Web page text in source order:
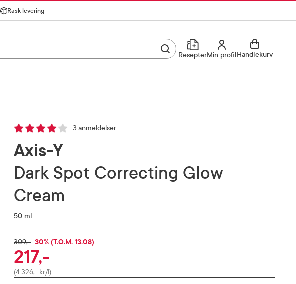
Rask levering
Utfør søkResepterMin profilMin profilHandlekurv
3 anmeldelser
Axis-Y
Dark Spot Correcting Glow
Cream
50 ml
FULLPRIS
309,- RABATTPROSENT
30% (T.O.M. 13.08)
Pris
217,-
(4 326,- kr/l)